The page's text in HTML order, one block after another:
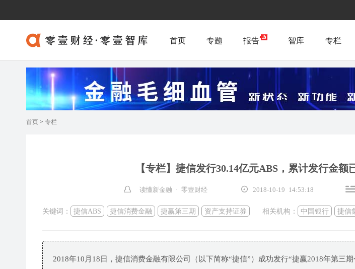
首页 专题 报告 智库 专栏
首页 > 专栏
【专栏】捷信发行30.14亿元ABS，累计发行金额
读懂新金融 · 零壹财经 2018-10-19 14:53:18
关键词： 捷信ABS 捷信消费金融 捷赢第三期 资产支持证券 相关机构： 中国银行 捷信
2018年10月18日，捷信消费金融有限公司（以下简称“捷信”）成功发行“捷赢2018年第三